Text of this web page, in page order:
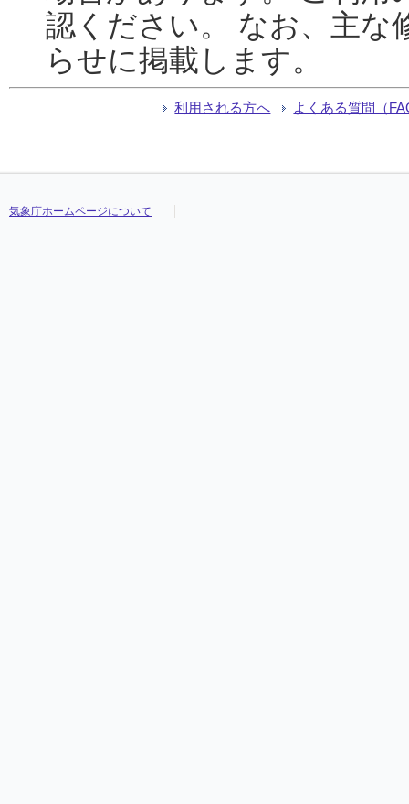
認ください。 なお、主な
らせに掲載します。
利用される方へ よくある質問（
気象庁ホームページについて